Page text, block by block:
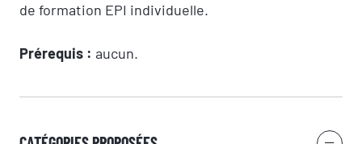
de formation EPI individuelle.
Prérequis : aucun.